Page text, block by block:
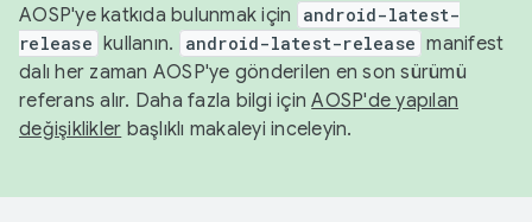
AOSP'ye katkıda bulunmak için
android-latest-
release kullanın. android-latest-release manifest
dalı her zaman AOSP'ye gönderilen en son sürümü
referans alır. Daha fazla bilgi içinAOSP'de yapılan
değişiklikler başlıklı makaleyi inceleyin.